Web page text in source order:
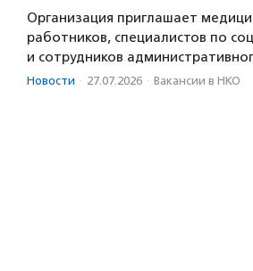
Организация приглашает
работников, специалистов по
и сотрудников
Новости · 27.07.2026 · Вакансии в НКО